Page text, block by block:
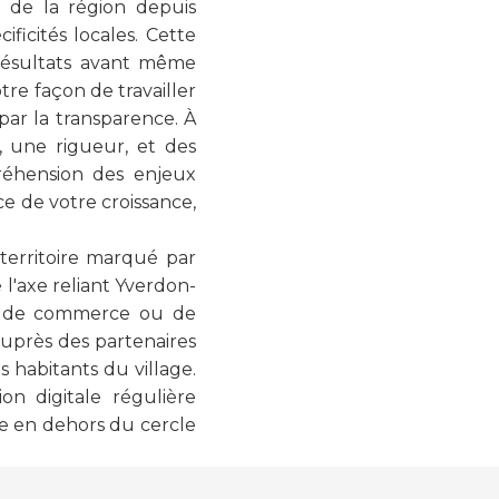
de la région depuis
locales. Cette
avant même
façon de travailler
la transparence. À
une rigueur, et des
des enjeux
de votre croissance,
marqué par
reliant Yverdon-
de commerce ou de
des partenaires
habitants du village.
digitale régulière
en dehors du cercle